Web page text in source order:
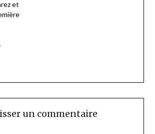
et
un commentaire